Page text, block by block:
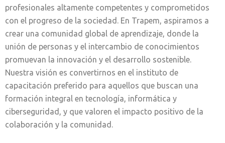
profesionales altamente competentes y comprometidos
con el progreso de la sociedad. En Trapem, aspiramos a
crear una comunidad global de aprendizaje, donde la
unión de personas y el intercambio de conocimientos
promuevan la innovación y el desarrollo sostenible.
Nuestra visión es convertirnos en el instituto de
capacitación preferido para aquellos que buscan una
formación integral en tecnología, informática y
ciberseguridad, y que valoren el impacto positivo de la
colaboración y la comunidad.